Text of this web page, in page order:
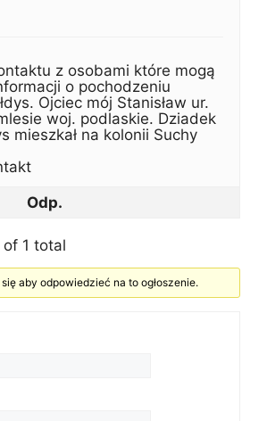
z osobami które mogą
o pochodzeniu
Ojciec mój Stanisław ur.
woj. podlaskie. Dziadek
mieszkał na kolonii Suchy
Odp.
1 total
aby odpowiedzieć na to ogłoszenie.